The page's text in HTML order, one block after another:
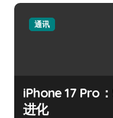
通讯
iPhone 17 Pro
进化